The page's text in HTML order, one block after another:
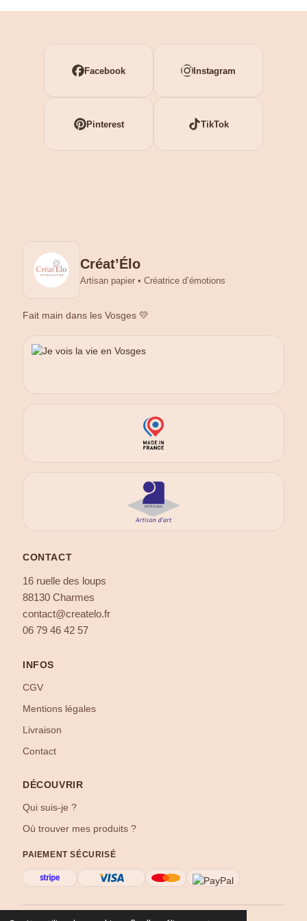
Facebook Instagram
Pinterest TikTok
Créat’Élo
Artisan papier • Créatrice d’émotions
Fait main dans les Vosges 💛
CONTACT
16 ruelle des loups
88130 Charmes
contact@createlo.fr
06 79 46 42 57
INFOS
CGV
Mentions légales
Livraison
Contact
DÉCOUVRIR
Qui suis-je ?
Où trouver mes produits ?
PAIEMENT SÉCURISÉ